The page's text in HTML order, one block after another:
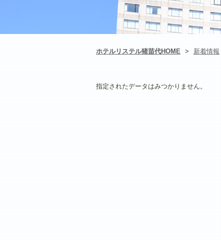
ホテルリステル猪苗代HOME > 新着情報
指定されたデータはみつかりません。